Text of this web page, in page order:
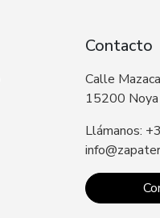
Contacto
Calle
15200 Noya
Llámanos: